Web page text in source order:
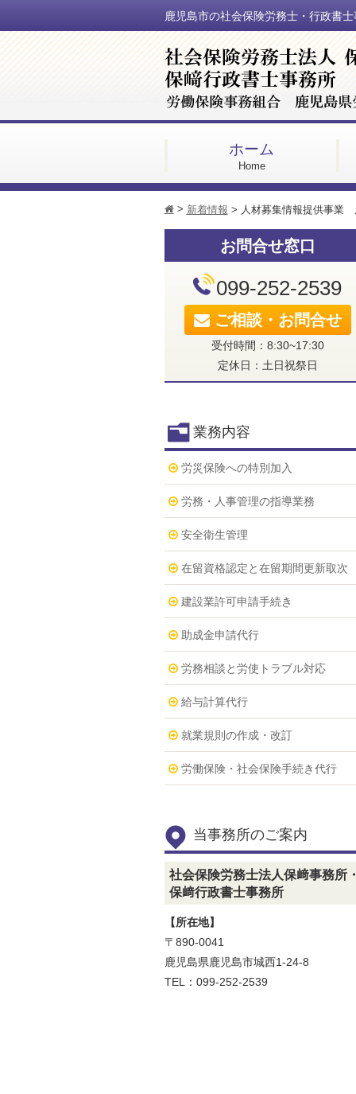
鹿児島市の社会保険労務士・行政書
ホーム
Home
h> 新着情報 > 人材募集情報提供事業
お問合せ窓口
099-252-2539
ご相談・お問合せ
受付時間：8:30~17:30
定休日：土日祝祭日
業務内容
労災保険への特別加入
労務・人事管理の指導業務
安全衛生管理
在留資格認定と在留期間更新取次
建設業許可申請手続き
助成金申請代行
労務相談と労使トラブル対応
給与計算代行
就業規則の作成・改訂
労働保険・社会保険手続き代行
当事務所のご案内
社会保険労務士法人保﨑事務所
保﨑行政書士事務所
【所在地】
〒890-0041
鹿児島県鹿児島市城西1-24-8
TEL：099-252-2539